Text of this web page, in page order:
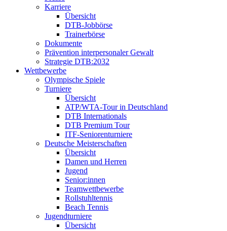
Karriere
Übersicht
DTB-Jobbörse
Trainerbörse
Dokumente
Prävention interpersonaler Gewalt
Strategie DTB:2032
Wettbewerbe
Olympische Spiele
Turniere
Übersicht
ATP/WTA-Tour in Deutschland
DTB Internationals
DTB Premium Tour
ITF-Seniorenturniere
Deutsche Meisterschaften
Übersicht
Damen und Herren
Jugend
Senior:innen
Teamwettbewerbe
Rollstuhltennis
Beach Tennis
Jugendturniere
Übersicht